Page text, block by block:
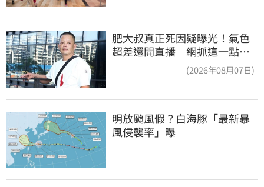
肥大叔真正死因疑曝光！氣色
超差還開直播 網抓這一點超
(2026年08月07日)
明放颱風假？白海豚「最新暴
風侵襲率」曝